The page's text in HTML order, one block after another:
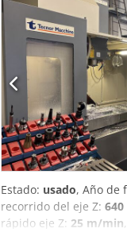
virutas - Manuales
Estado: usado, Año de
recorrido del eje Z:
rápido eje Z: 25 m/min